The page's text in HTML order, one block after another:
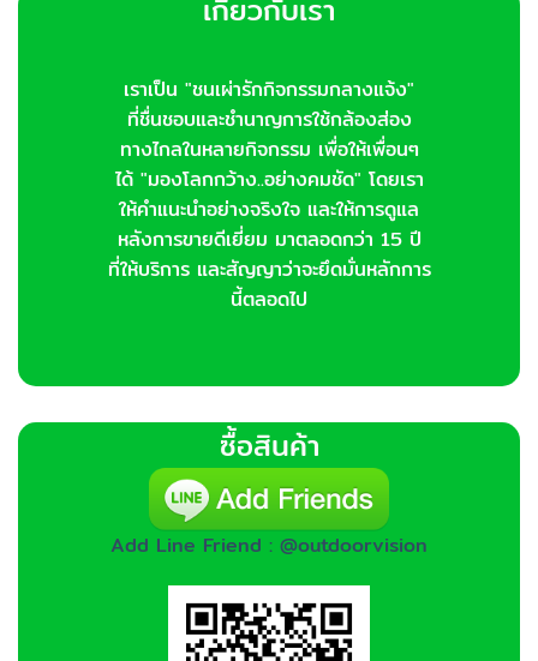
เกี่ยวกับเรา
เราเป็น "ชนเผ่ารักกิจกรรมกลางแจ้ง"
ที่ชื่นชอบและชำนาญการใช้กล้องส่อง
ทางไกลในหลายกิจกรรม เพื่อให้เพื่อนๆ
ได้ "มองโลกกว้าง..อย่างคมชัด" โดยเรา
ให้คำแนะนำอย่างจริงใจ และให้การดูแล
หลังการขายดีเยี่ยม มาตลอดกว่า 15 ปี
ที่ให้บริการ และสัญญาว่าจะยึดมั่นหลักการ
นี้ตลอดไป
ซื้อสินค้า
Add Line Friend : @outdoorvision